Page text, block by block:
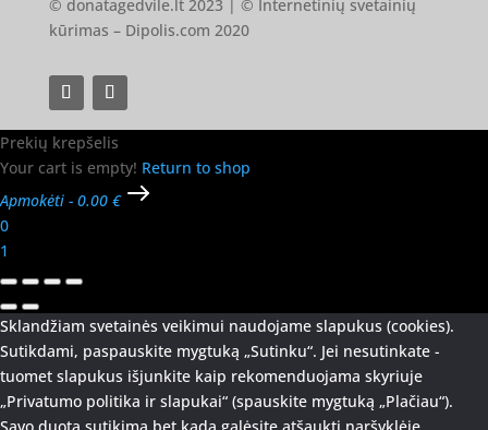
© donatagedvile.lt 2023 | © Internetinių svetainių
kūrimas – Dipolis.com 2020
Prekių krepšelis
Your cart is empty! Return to shop
Apmokėti - 0.00 €
0
1
Sklandžiam svetainės veikimui naudojame slapukus (cookies).
Sutikdami, paspauskite mygtuką „Sutinku“. Jei nesutinkate -
tuomet slapukus išjunkite kaip rekomenduojama skyriuje
„Privatumo politika ir slapukai“ (spauskite mygtuką „Plačiau“).